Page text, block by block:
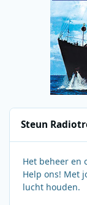
Steun
Het beheer en
Help ons! Met
lucht houden.